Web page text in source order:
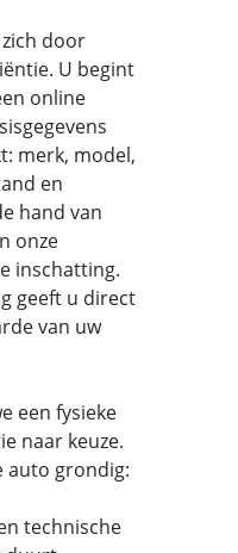
door
U begint
online
merk, model,
en
hand van
onze
inschatting.
geeft u direct
van uw
een fysieke
naar keuze.
auto grondig:
technische